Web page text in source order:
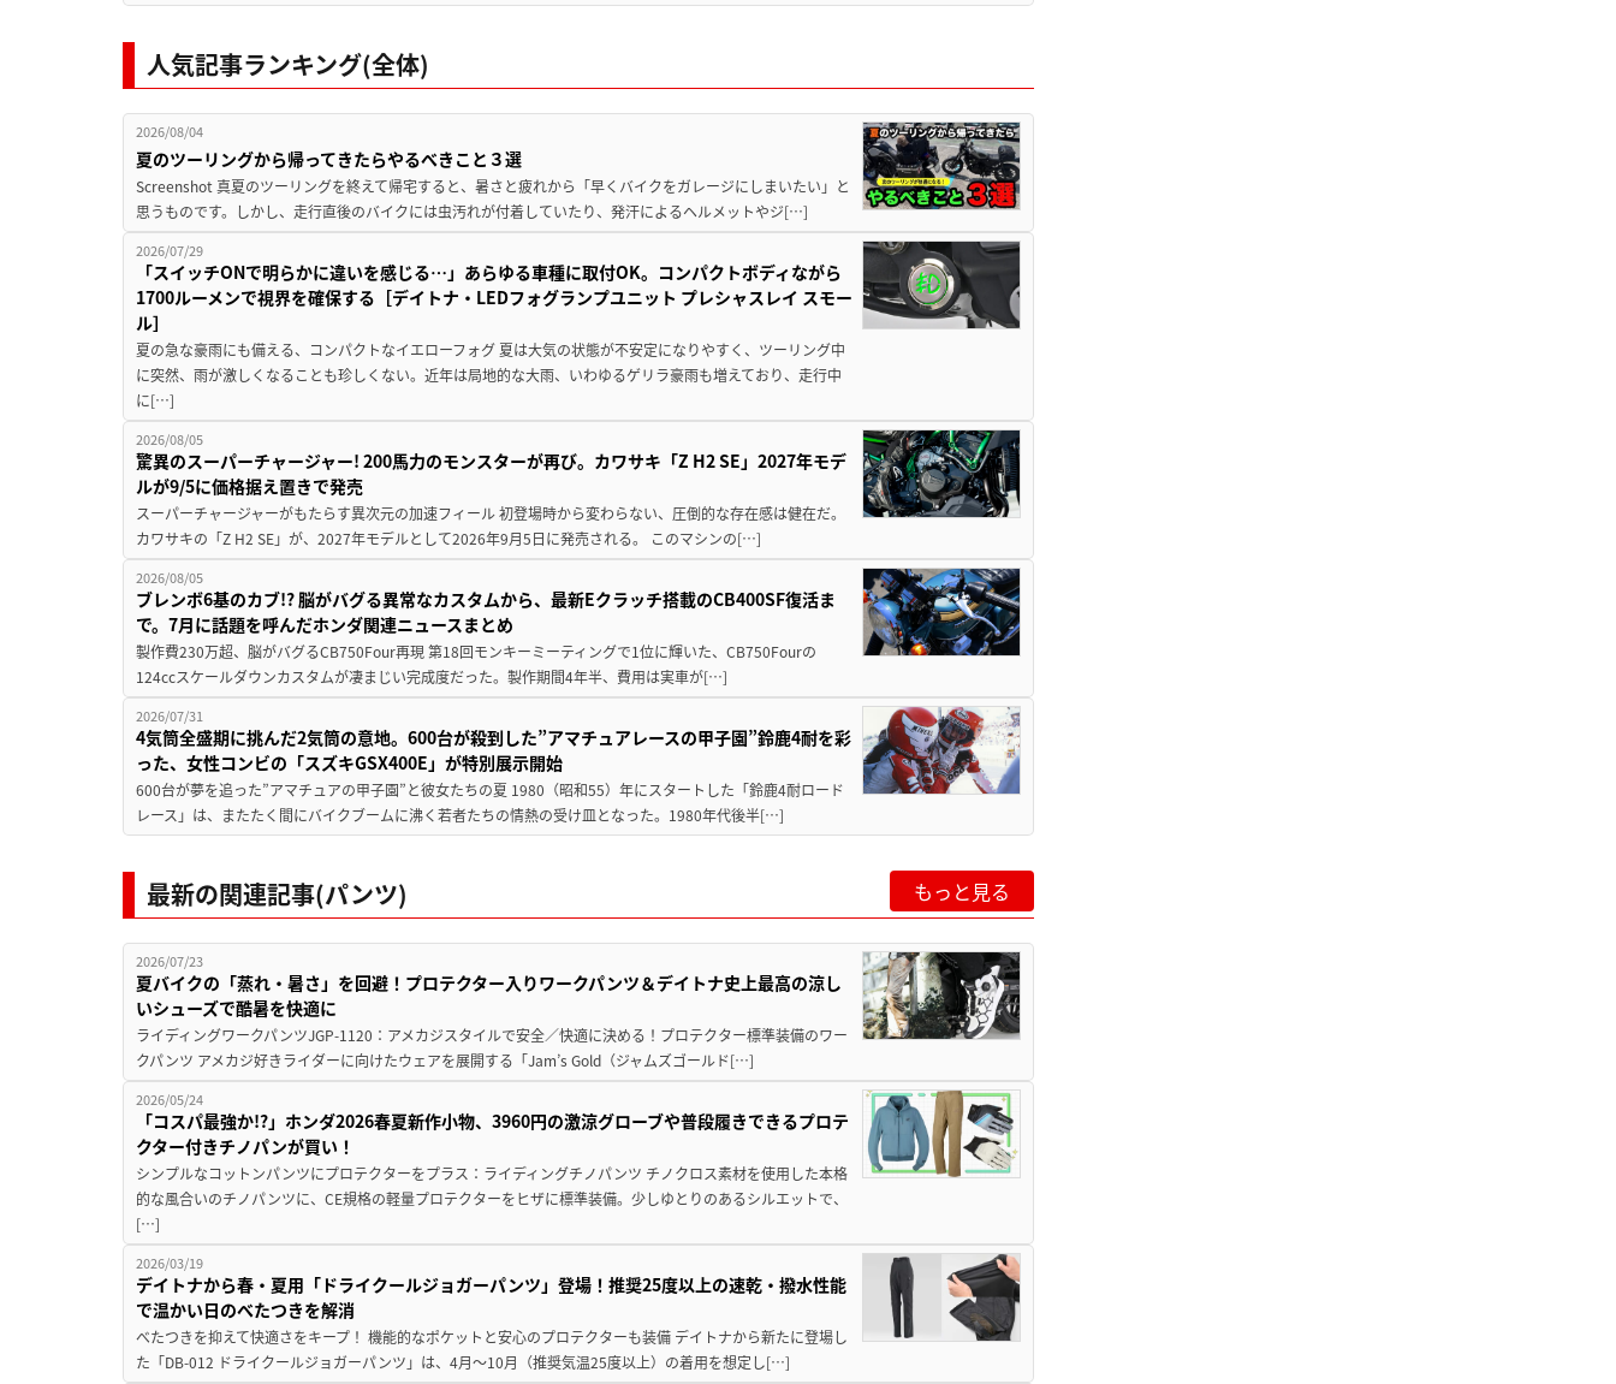
人気記事ランキング(全体)
2026/08/04
夏のツーリングから帰ってきたらやるべきこと３選
Screenshot 真夏のツーリングを終えて帰宅すると、暑さと疲れから「早くバイクをガレージにしまいたい」と
思うものです。しかし、走行直後のバイクには虫汚れが付着していたり、発汗によるヘルメットやジ[…]
2026/07/29
「スイッチONで明らかに違いを感じる…」あらゆる車種に取付OK。コンパクトボディながら
1700ルーメンで視界を確保する［デイトナ・LEDフォグランプユニット プレシャスレイ スモー
ル］
夏の急な豪雨にも備える、コンパクトなイエローフォグ 夏は大気の状態が不安定になりやすく、ツーリング中
に突然、雨が激しくなることも珍しくない。近年は局地的な大雨、いわゆるゲリラ豪雨も増えており、走行中
に[…]
2026/08/05
驚異のスーパーチャージャー! 200馬力のモンスターが再び。カワサキ「Z H2 SE」2027年モデ
ルが9/5に価格据え置きで発売
スーパーチャージャーがもたらす異次元の加速フィール 初登場時から変わらない、圧倒的な存在感は健在だ。
カワサキの「Z H2 SE」が、2027年モデルとして2026年9月5日に発売される。 このマシンの[…]
2026/08/05
ブレンボ6基のカブ!? 脳がバグる異常なカスタムから、最新Eクラッチ搭載のCB400SF復活ま
で。7月に話題を呼んだホンダ関連ニュースまとめ
製作費230万超、脳がバグるCB750Four再現 第18回モンキーミーティングで1位に輝いた、CB750Fourの
124ccスケールダウンカスタムが凄まじい完成度だった。製作期間4年半、費用は実車が[…]
2026/07/31
4気筒全盛期に挑んだ2気筒の意地。600台が殺到した”アマチュアレースの甲子園”鈴鹿4耐を彩
った、女性コンビの「スズキGSX400E」が特別展示開始
600台が夢を追った”アマチュアの甲子園”と彼女たちの夏 1980（昭和55）年にスタートした「鈴鹿4耐ロード
レース」は、またたく間にバイクブームに沸く若者たちの情熱の受け皿となった。1980年代後半[…]
最新の関連記事(パンツ) もっと見る
2026/07/23
夏バイクの「蒸れ・暑さ」を回避！プロテクター入りワークパンツ＆デイトナ史上最高の涼し
いシューズで酷暑を快適に
ライディングワークパンツJGP-1120：アメカジスタイルで安全／快適に決める！プロテクター標準装備のワー
クパンツ アメカジ好きライダーに向けたウェアを展開する「Jam’s Gold（ジャムズゴールド[…]
2026/05/24
「コスパ最強か!?」ホンダ2026春夏新作小物、3960円の激涼グローブや普段履きできるプロテ
クター付きチノパンが買い！
シンプルなコットンパンツにプロテクターをプラス：ライディングチノパンツ チノクロス素材を使用した本格
的な風合いのチノパンツに、CE規格の軽量プロテクターをヒザに標準装備。少しゆとりのあるシルエットで、
[…]
2026/03/19
デイトナから春・夏用「ドライクールジョガーパンツ」登場！推奨25度以上の速乾・撥水性能
で温かい日のべたつきを解消
べたつきを抑えて快適さをキープ！ 機能的なポケットと安心のプロテクターも装備 デイトナから新たに登場し
た「DB-012 ドライクールジョガーパンツ」は、4月〜10月（推奨気温25度以上）の着用を想定し[…]